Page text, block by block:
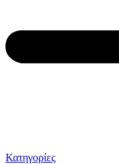
Κατηγορίες